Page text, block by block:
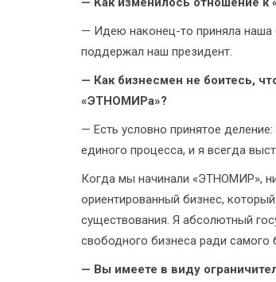
— Идею наконец-то приняла наша
поддержал наш президент.
— Как бизнесмен не боитесь,
«ЭТНОМИРа»?
— Есть условно принятое
единого процесса, и я всегда
Когда мы начинали «ЭТНОМИР»,
ориентированный бизнес,
существования. Я абсолютный
свободного бизнеса ради самого
— Вы имеете в виду